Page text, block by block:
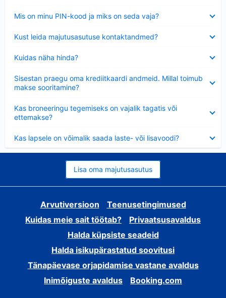
Mis on minu PIN-kood ja miks on seda vaja?
Kust leida majutusasutuse kontaktandmed?
Kuidas näha hinda?
Sisestan praegu oma krediitkaardi andmeid. Millal toimub
makse sooritamine?
Kas broneeringu tegemiseks on vajalik tagatis või
ettemakse?
Kas lapsele on võimalik saada laste- või lisavoodi?
Lisa oma majutusasutus
Arvutiversioon
Teenusetingimused
Kuidas meie sait töötab?
Privaatsusavaldus
Halda küpsiste seadeid
Halda isikupärastatud soovitusi
Tänapäevase orjapidamise vastane avaldus
Inimõiguste avaldus
Booking.com